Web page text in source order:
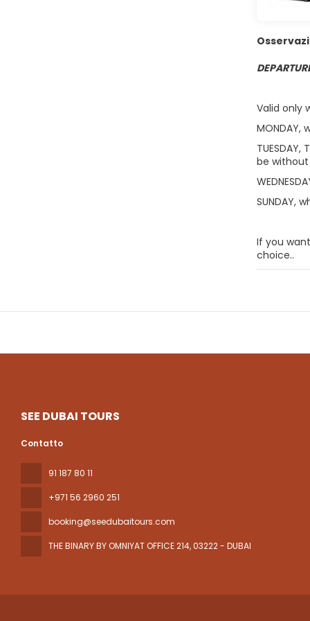
Valid only
MONDAY,
be without
SUNDAY,
If you
choice..
SEE DUBAI TOURS
Contatto
91 187 80 11
+971 56 2960 251
booking@seedubaitours.com
THE BINARY BY OMNIYAT OFFICE 214, 03222 - DUBAI